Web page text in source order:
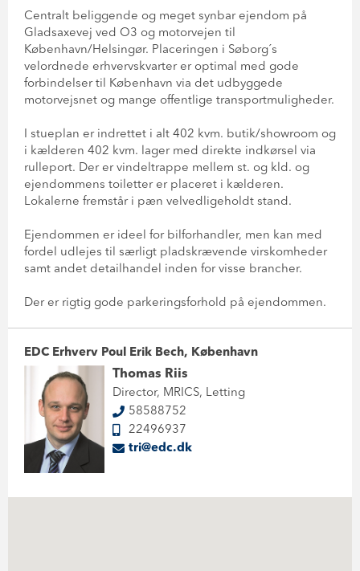
Centralt beliggende og meget synbar ejendom på
Gladsaxevej ved O3 og motorvejen til
København/Helsingør. Placeringen i Søborg´s
velordnede erhvervskvarter er optimal med gode
forbindelser til København via det udbyggede
motorvejsnet og mange offentlige transportmuligheder.
I stueplan er indrettet i alt 402 kvm. butik/showroom og
i kælderen 402 kvm. lager med direkte indkørsel via
rulleport. Der er vindeltrappe mellem st. og kld. og
ejendommens toiletter er placeret i kælderen.
Lokalerne fremstår i pæn velvedligeholdt stand.
Ejendommen er ideel for bilforhandler, men kan med
fordel udlejes til særligt pladskrævende virskomheder
samt andet detailhandel inden for visse brancher.
Der er rigtig gode parkeringsforhold på ejendommen.
EDC Erhverv Poul Erik Bech, København
Thomas Riis
Director, MRICS, Letting
58588752
22496937
tri@edc.dk